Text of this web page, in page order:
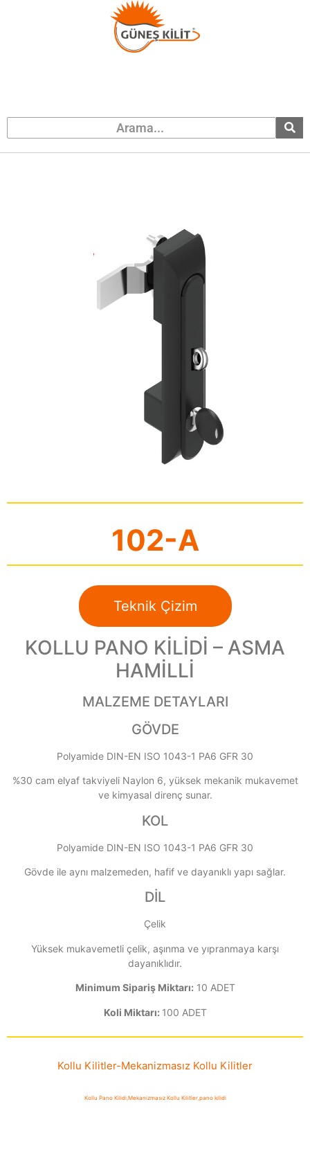
102-A
Teknik Çizim
KOLLU PANO KİLİDİ – ASMA
HAMİLLİ
MALZEME DETAYLARI
GÖVDE
Polyamide DIN-EN ISO 1043-1 PA6 GFR 30
%30 cam elyaf takviyeli Naylon 6, yüksek mekanik mukavemet
ve kimyasal direnç sunar.
KOL
Polyamide DIN-EN ISO 1043-1 PA6 GFR 30
Gövde ile aynı malzemeden, hafif ve dayanıklı yapı sağlar.
DİL
Çelik
Yüksek mukavemetli çelik, aşınma ve yıpranmaya karşı
dayanıklıdır.
Minimum Sipariş Miktarı: 10 ADET
Koli Miktarı: 100 ADET
Kollu Kilitler-Mekanizmasız Kollu Kilitler
Kollu Pano Kilidi,Mekanizmasız Kollu Kilitler,pano kilidi